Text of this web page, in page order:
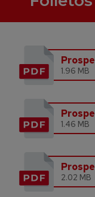
1.96 MB
1.46 MB
2.02 MB